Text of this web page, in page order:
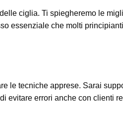
ciglia. Ti spiegheremo le
essenziale che molti
le tecniche apprese. Sarai
evitare errori anche con clienti